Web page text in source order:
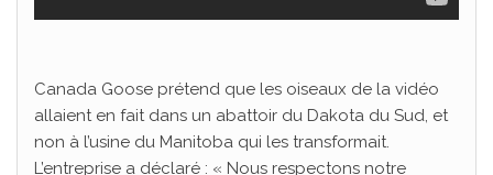
Canada Goose prétend que les oiseaux de la vidéo
allaient en fait dans un abattoir du Dakota du Sud, et
non à l’usine du Manitoba qui les transformait.
L’entreprise a déclaré : « Nous respectons notre